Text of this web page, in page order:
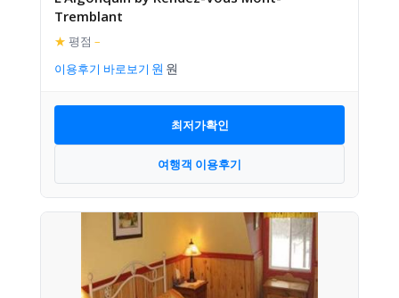
Tremblant
★ 평점 –
이용후기 바로보기
최저가확인
여행객 이용후기